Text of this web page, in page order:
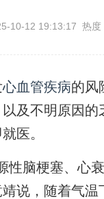
10-12 19:13:17 热
心血管疾病的风
及不明原因
医。
脑梗塞、心
说，随着气